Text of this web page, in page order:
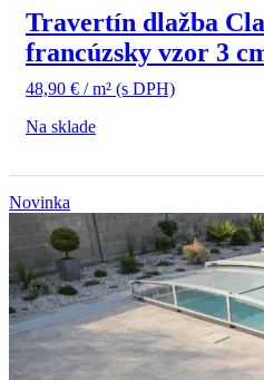
Travertín dlažba
francúzsky vzor 3
48,90 € / m² (s DPH)
Na sklade
Novinka